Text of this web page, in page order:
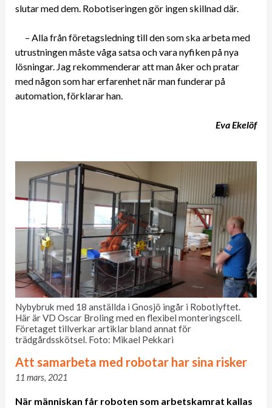
slutar med dem. Robotiseringen gör ingen skillnad där.
– Alla från företagsledning till den som ska arbeta med
utrustningen måste våga satsa och vara nyfiken på nya
lösningar. Jag rekommenderar att man åker och pratar
med någon som har erfarenhet när man funderar på
automation, förklarar han.
Eva Ekelöf
Nybybruk med 18 anställda i Gnosjö ingår i Robotlyftet.
Här är VD Oscar Broling med en flexibel monteringscell.
Företaget tillverkar artiklar bland annat för
trädgårdsskötsel. Foto: Mikael Pekkari
Att samarbeta med robotar har sina risker
11 mars, 2021
När människan får roboten som arbetskamrat kallas